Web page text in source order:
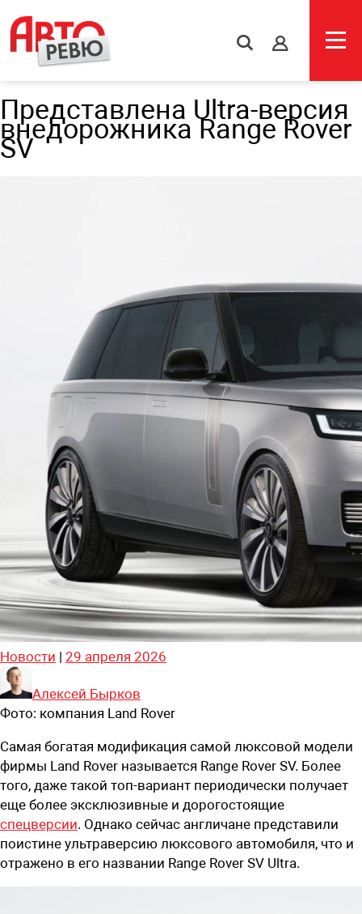
s
Представлена Ultra-версия
внедорожника Range Rover
SV
Новости | 29 апреля 2026
Алексей Бырков
Фото: компания Land Rover
Самая богатая модификация самой люксовой модели
фирмы Land Rover называется Range Rover SV. Более
того, даже такой топ-вариант периодически получает
еще более эксклюзивные и дорогостоящие
спецверсии. Однако сейчас англичане представили
поистине ультраверсию люксового автомобиля, что и
отражено в его названии Range Rover SV Ultra.